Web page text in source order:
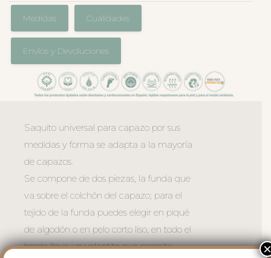
Medidas Cualidades
Envíos y Devoluciones
Saquito universal para capazo por sus
medidas y forma se adapta a la mayoría
de capazos.
Se compone de dos piezas, la funda que
va sobre el colchón del capazo; para el
tejido de la funda puedes elegir en piqué
de algodón o en pelo corto liso, en todo el
borde lleva un volantito que permite
×